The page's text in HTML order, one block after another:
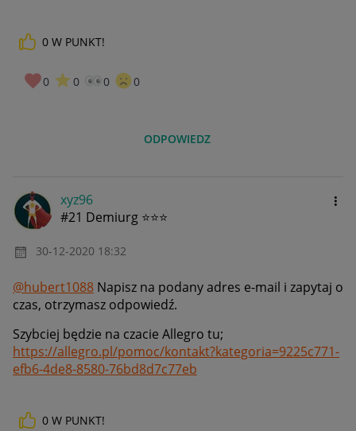
0 W PUNKT!
0 0 0 0
ODPOWIEDZ
xyz96
#21 Demiurg ⭐⭐⭐
‎30-12-2020 18:32
@hubert1088 Napisz na podany adres e-mail i zapytaj o
czas, otrzymasz odpowiedź.
Szybciej będzie na czacie Allegro tu;
https://allegro.pl/pomoc/kontakt?kategoria=9225c771-
efb6-4de8-8580-76bd8d7c77eb
0 W PUNKT!